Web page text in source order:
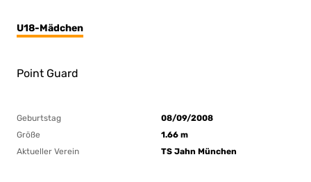
U18-Mädchen
Point Guard
Geburtstag
08/09/2008
Größe
1.66 m
Aktueller Verein
TS Jahn München